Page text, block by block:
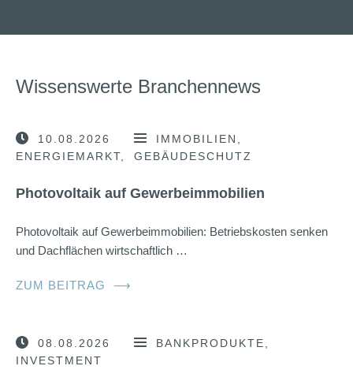
Wissenswerte Branchennews
10.08.2026
IMMOBILIEN
ENERGIEMARKT
GEBÄUDESCHUTZ
Photovoltaik auf Gewerbeimmobilien
Photovoltaik auf Gewerbeimmobilien: Betriebskosten senken
und Dachflächen wirtschaftlich …
ZUM BEITRAG ⟶
08.08.2026
BANKPRODUKTE
INVESTMENT